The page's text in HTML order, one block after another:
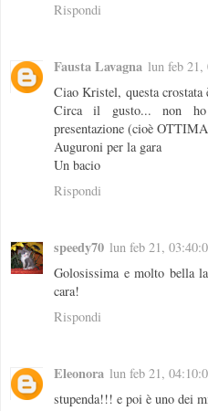
Rispondi
Fausta Lavagna lun feb 21,
Ciao Kristel, questa
Circa il gusto... non
presentazione (cioè
Auguroni per la gara
Un bacio
Rispondi
speedy70 lun feb 21,
Golosissima e molto bella
cara!
Rispondi
Eleonora lun feb 21,
stupenda!!! e poi è uno dei